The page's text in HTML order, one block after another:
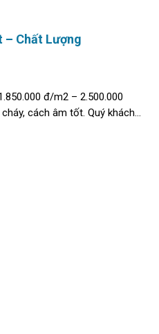
– Chất Lượng
đ/m2 – 2.500.000
cách âm tốt. Quý khách